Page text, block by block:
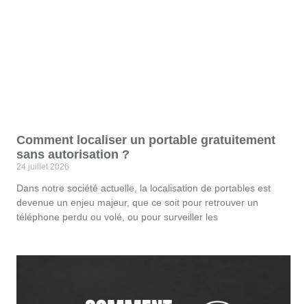
Comment localiser un portable gratuitement
sans autorisation ?
24 juillet 2026
Dans notre société actuelle, la localisation de portables est
devenue un enjeu majeur, que ce soit pour retrouver un
téléphone perdu ou volé, ou pour surveiller les